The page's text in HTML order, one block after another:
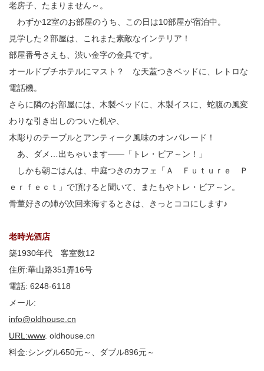
老房子、たまりません～。
わずか12室のお部屋のうち、この日は10部屋が宿泊中。
見学した２部屋は、これまた素敵なインテリア！
部屋番号さえも、渋い金字の金具です。
オールドプチホテルにマスト？ な天蓋つきベッドに、レトロな
電話機。
さらに隣のお部屋には、木製ベッドに、木製イスに、蛇腹の風変
わりな引き出しのついた机や、
木彫りのテーブルとアンティーク風味のオンパレード！
あ、ダメ…出ちゃいます――「トレ・ビア～ン！」
しかも朝ごはんは、中庭つきのカフェ「Ａ Ｆｕｔｕｒｅ Ｐ
ｅｒｆｅｃｔ」で頂けると聞いて、またもやトレ・ビア～ン。
骨董好きの姉が次回来海するときは、きっとココにします♪
老時光酒店
築1930年代 客室数12
住所:華山路351弄16号
電話: 6248-6118
メール:
info@oldhouse.cn
URL:www. oldhouse.cn
料金:シングル650元～、ダブル896元～